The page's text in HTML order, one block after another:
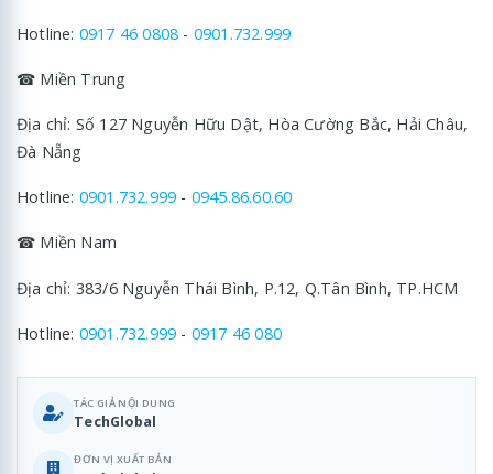
Hotline: 0917 46 0808 - 0901.732.999
☎ Miền Trung
Địa chỉ: Số 127 Nguyễn Hữu Dật, Hòa Cường Bắc, Hải Châu,
Đà Nẵng
Hotline: 0901.732.999 - 0945.86.60.60
☎ Miền Nam
Địa chỉ: 383/6 Nguyễn Thái Bình, P.12, Q.Tân Bình, TP.HCM
Hotline: 0901.732.999 - 0917 46 080
TÁC GIẢ NỘI DUNG
TechGlobal
ĐƠN VỊ XUẤT BẢN